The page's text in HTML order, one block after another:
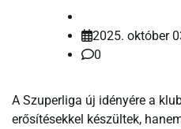
2025. október
0
A Szuperliga új idényére a
erősítésekkel készültek,